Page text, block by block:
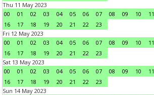
Thu 11 May 2023
00
01 02 03 04 05 06 07 08 09 10 11
16
17 18 19 20 21 22
23
Fri 12 May 2023
00
01 02 03 04 05 06 07 08 09 10 11
16
17 18 19 20 21 22
23
Sat 13 May 2023
00
01 02 03 04 05 06 07 08 09 10 11
16
17 18 19 20 21 22
23
Sun 14 May 2023